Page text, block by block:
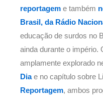
reportagem e também
Brasil, da Rádio
educação de surdos no
ainda durante o império.
amplamente explorado
Dia e no capítulo sobre
Reportagem, ambos